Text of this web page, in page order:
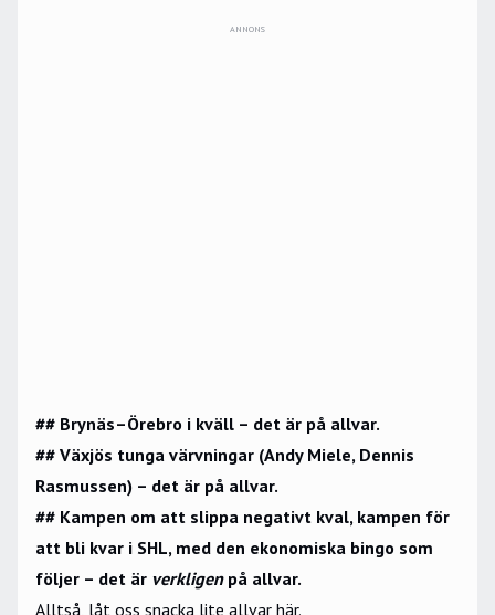
ANNONS
## Brynäs–Örebro i kväll – det är på allvar.
## Växjös tunga värvningar (Andy Miele, Dennis
Rasmussen) – det är på allvar.
## Kampen om att slippa negativt kval, kampen för
att bli kvar i SHL, med den ekonomiska bingo som
följer – det är verkligenpå allvar.
Alltså, låt oss snacka lite allvar här.